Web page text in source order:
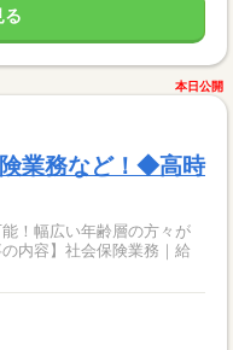
る
本日公開
業務など！◆高時
！幅広い年齢層の方々が
容】社会保険業務｜給